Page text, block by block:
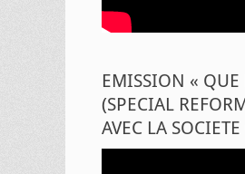
EMISSION « QUE
(SPECIAL
AVEC LA